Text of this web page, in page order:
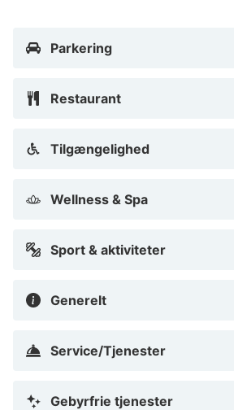
Parkering
Restaurant
Tilgængelighed
Wellness & Spa
Sport & aktiviteter
Generelt
Service/Tjenester
Gebyrfrie tjenester